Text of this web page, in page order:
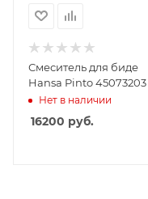
Смеситель для биде
Hansa Pinto 45073203
Нет в наличии
16200 руб.